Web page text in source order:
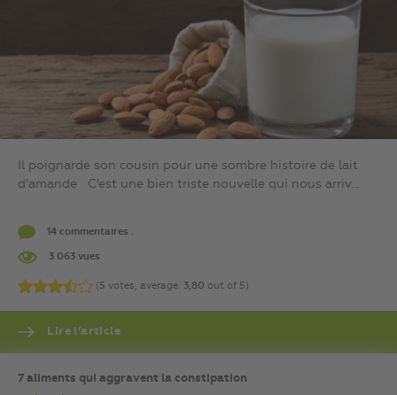
Il poignarde son cousin pour une sombre histoire de lait
d’amande C’est une bien triste nouvelle qui nous arriv...
14 commentaires .
3 063 vues
(5 votes, average: 3,80 out of 5)
Lire l’article
7 aliments qui aggravent la constipation